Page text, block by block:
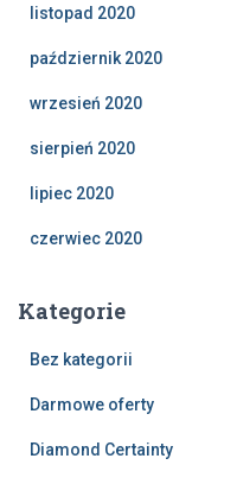
listopad 2020
październik 2020
wrzesień 2020
sierpień 2020
lipiec 2020
czerwiec 2020
Kategorie
Bez kategorii
Darmowe oferty
Diamond Certainty